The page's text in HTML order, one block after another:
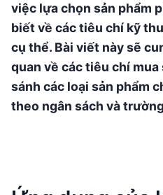
việc lựa chọn sản phẩm
biết về các tiêu chí kỹ
cụ thể. Bài viết này sẽ
quan về các tiêu chí mua
sánh các loại sản phẩm
theo ngân sách và